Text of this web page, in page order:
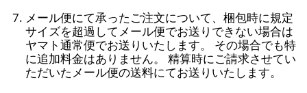
メール便にて承ったご注文について、梱包時に規定
サイズを超過してメール便でお送りできない場合は
ヤマト通常便でお送りいたします。 その場合でも特
に追加料金はありません。 精算時にご請求させてい
ただいたメール便の送料にてお送りいたします。